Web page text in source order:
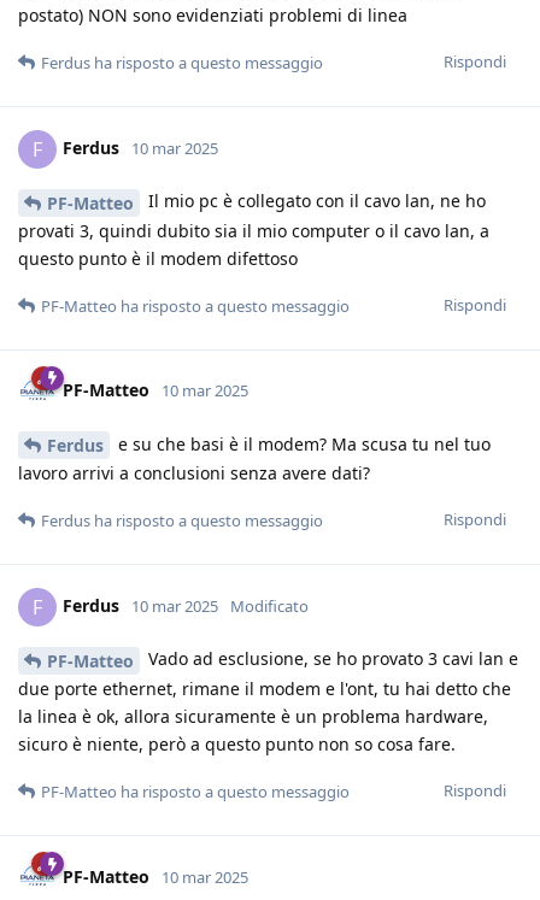
postato) NON sono evidenziati problemi di linea
Rispondi
Ferdus ha risposto a questo messaggio
F Ferdus 10 mar 2025
PF-Matteo
Il mio pc è collegato con il cavo lan, ne ho
provati 3, quindi dubito sia il mio computer o il cavo lan, a
questo punto è il modem difettoso
Rispondi
PF-Matteo ha risposto a questo messaggio
PF-Matteo 10 mar 2025
Ferdus
e su che basi è il modem? Ma scusa tu nel tuo
lavoro arrivi a conclusioni senza avere dati?
Rispondi
Ferdus ha risposto a questo messaggio
F Ferdus 10 mar 2025 Modificato
PF-Matteo
Vado ad esclusione, se ho provato 3 cavi lan e
due porte ethernet, rimane il modem e l'ont, tu hai detto che
la linea è ok, allora sicuramente è un problema hardware,
sicuro è niente, però a questo punto non so cosa fare.
Rispondi
PF-Matteo ha risposto a questo messaggio
PF-Matteo 10 mar 2025